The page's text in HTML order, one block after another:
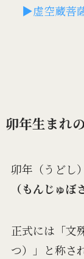
▶虚空蔵菩
卯年生まれ
卯年（うどし
（もんじゅぼ
正式には「文
つ）」と称さ